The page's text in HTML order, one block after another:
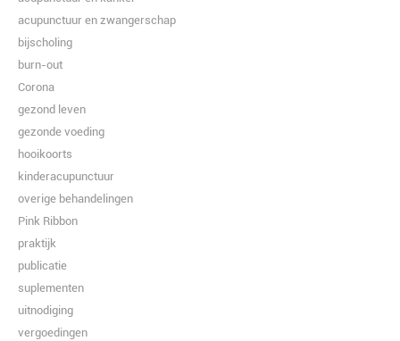
acupunctuur en zwangerschap
bijscholing
burn-out
Corona
gezond leven
gezonde voeding
hooikoorts
kinderacupunctuur
overige behandelingen
Pink Ribbon
praktijk
publicatie
suplementen
uitnodiging
vergoedingen